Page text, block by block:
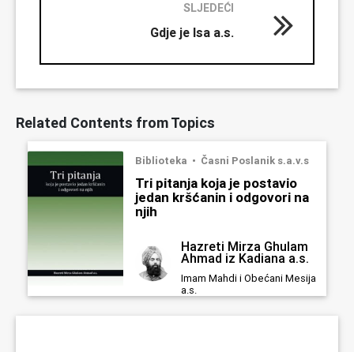
Related Contents from Topics
Biblioteka Časni Poslanik s.a.v.s
Tri pitanja koja je postavio
jedan kršćanin i odgovori na
njih
Hazreti Mirza Ghulam
Ahmad iz Kadiana a.s.
Imam Mahdi i Obećani Mesija
a.s.
SLJEDEĆI
Gdje je Isa a.s.